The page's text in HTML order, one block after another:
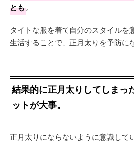
とも。
タイトな服を着て自分のスタイルを
生活することで、正月太りを予防に
結果的に正月太りしてしまっ
ットが大事。
正月太りにならないように意識して